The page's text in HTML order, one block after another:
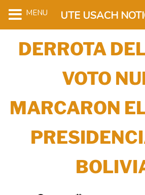
DERROTA
VOTO
MARCARON
MENU UTE USACH